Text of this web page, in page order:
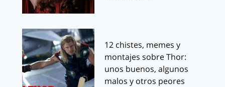
12 chistes, memes y
montajes sobre Thor:
unos buenos, algunos
malos y otros peores